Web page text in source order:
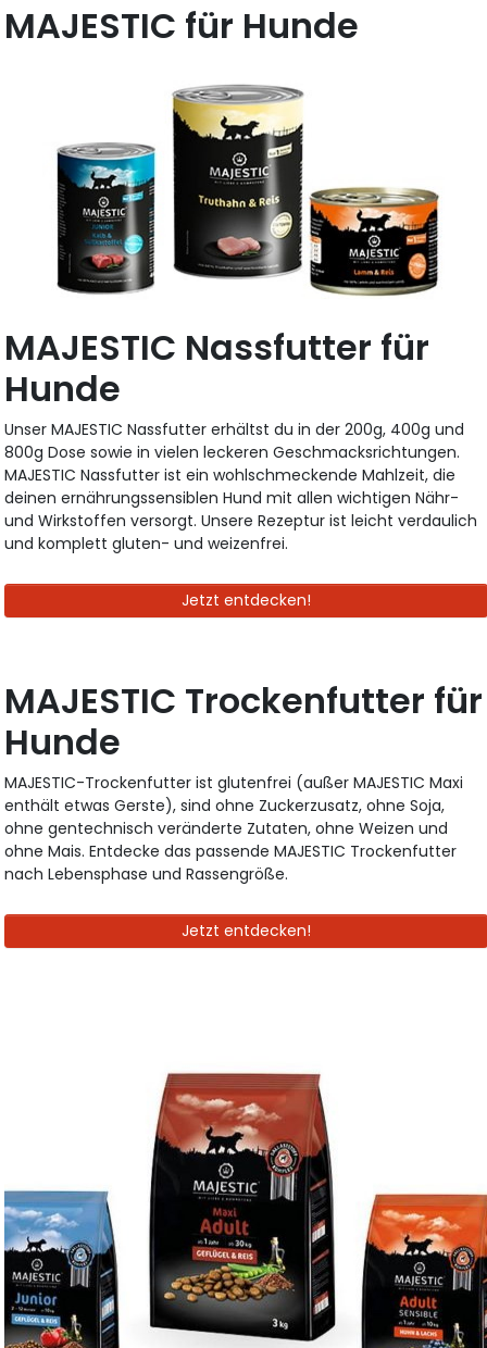
MAJESTIC für Hunde
MAJESTIC Nassfutter für
Hunde
Unser MAJESTIC Nassfutter erhältst du in der 200g, 400g und
800g Dose sowie in vielen leckeren Geschmacksrichtungen.
MAJESTIC Nassfutter ist ein wohlschmeckende Mahlzeit, die
deinen ernährungssensiblen Hund mit allen wichtigen Nähr-
und Wirkstoffen versorgt. Unsere Rezeptur ist leicht verdaulich
und komplett gluten- und weizenfrei.
Jetzt entdecken!
MAJESTIC Trockenfutter für
Hunde
MAJESTIC-Trockenfutter ist glutenfrei (außer MAJESTIC Maxi
enthält etwas Gerste), sind ohne Zuckerzusatz, ohne Soja,
ohne gentechnisch veränderte Zutaten, ohne Weizen und
ohne Mais. Entdecke das passende MAJESTIC Trockenfutter
nach Lebensphase und Rassengröße.
Jetzt entdecken!